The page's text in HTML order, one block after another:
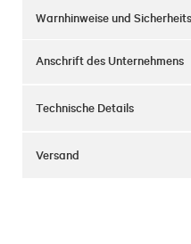
Warnhinweise und
Anschrift des Unternehmens
Technische Details
Versand